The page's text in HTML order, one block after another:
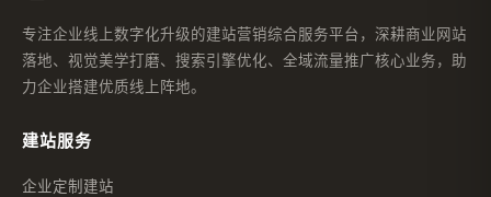
专注企业线上数字化升级的建站营销综合服务平台，深耕商业网站
落地、视觉美学打磨、搜索引擎优化、全域流量推广核心业务，助
力企业搭建优质线上阵地。
建站服务
企业定制建站